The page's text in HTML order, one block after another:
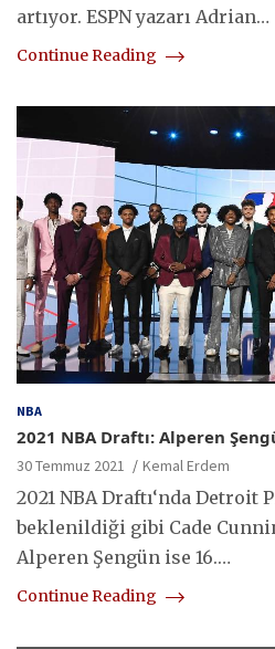
artıyor. ESPN yazarı Adrian…
Continue Reading
NBA
2021 NBA Draftı: Alperen
30 Temmuz 2021 Kemal Erdem
2021 NBA Draftı‘nda Detroit
beklenildiği gibi Cade
Alperen Şengün ise 16.…
Continue Reading